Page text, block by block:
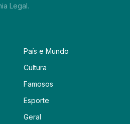
Legal.
País e Mundo
Cultura
Famosos
Esporte
Geral